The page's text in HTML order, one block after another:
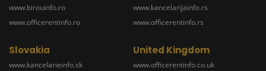
www.birouinfo.ro
www.officerentinfo.ro
www.kancelarijainfo.rs
www.officerentinfo.rs
Slovakia
www.kancelarieinfo.sk
United Kingdom
www.officerentinfo.co.uk